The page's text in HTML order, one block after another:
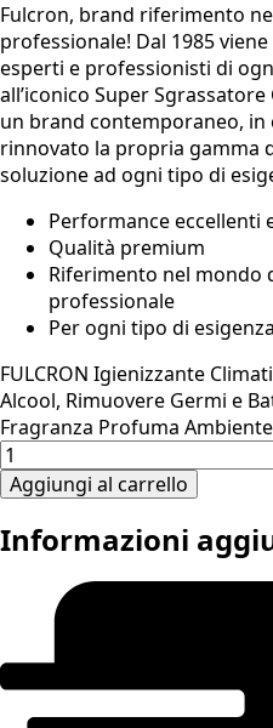
Fulcron, brand riferimento
professionale! Dal 1985
esperti e professionisti di
all’iconico Super
un brand contemporaneo,
rinnovato la propria gamma
soluzione ad ogni tipo di
Performance eccellenti
Qualità premium
Riferimento nel mondo
professionale
Per ogni tipo di esigenza
FULCRON Igienizzante
Alcool, Rimuovere Germi e
Fragranza Profuma
Aggiungi al carrello
Informazioni